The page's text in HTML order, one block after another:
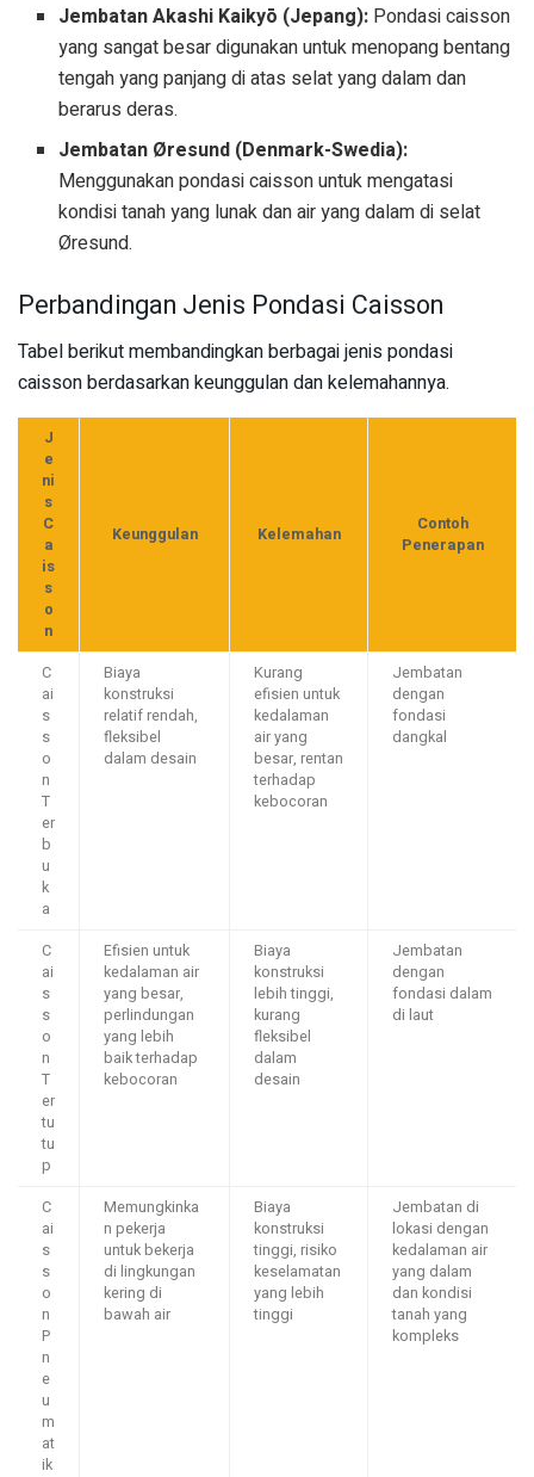
Jembatan Akashi Kaikyō (Jepang): Pondasi caisson
yang sangat besar digunakan untuk menopang bentang
tengah yang panjang di atas selat yang dalam dan
berarus deras.
Jembatan Øresund (Denmark-Swedia):
Menggunakan pondasi caisson untuk mengatasi
kondisi tanah yang lunak dan air yang dalam di selat
Øresund.
Perbandingan Jenis Pondasi Caisson
Tabel berikut membandingkan berbagai jenis pondasi
caisson berdasarkan keunggulan dan kelemahannya.
J
e
ni
s
C
a
is
s
o
n
Keunggulan Kelemahan
Contoh
Penerapan
C
ai
s
s
o
n
T
er
b
u
k
a
Biaya
konstruksi
relatif rendah,
fleksibel
dalam desain
Kurang
efisien untuk
kedalaman
air yang
besar, rentan
terhadap
kebocoran
Jembatan
dengan
fondasi
dangkal
C
ai
s
s
o
n
T
er
tu
tu
p
Efisien untuk
kedalaman air
yang besar,
perlindungan
yang lebih
baik terhadap
kebocoran
Biaya
konstruksi
lebih tinggi,
kurang
fleksibel
dalam
desain
Jembatan
dengan
fondasi dalam
di laut
C
ai
s
s
o
n
P
n
e
u
m
at
ik
Memungkinka
n pekerja
untuk bekerja
di lingkungan
kering di
bawah air
Biaya
konstruksi
tinggi, risiko
keselamatan
yang lebih
tinggi
Jembatan di
lokasi dengan
kedalaman air
yang dalam
dan kondisi
tanah yang
kompleks